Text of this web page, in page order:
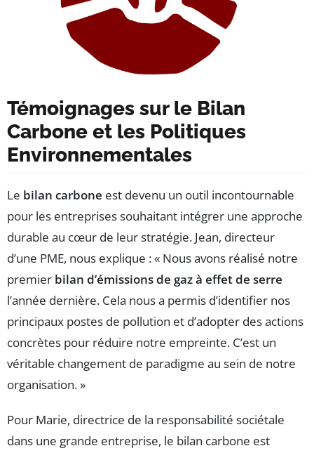
Témoignages sur le Bilan
Carbone et les Politiques
Environnementales
Le bilan carbone est devenu un outil incontournable
pour les entreprises souhaitant intégrer une approche
durable au cœur de leur stratégie. Jean, directeur
d’une PME, nous explique : « Nous avons réalisé notre
premier bilan d’émissions de gaz à effet de serre
l’année dernière. Cela nous a permis d’identifier nos
principaux postes de pollution et d’adopter des actions
concrètes pour réduire notre empreinte. C’est un
véritable changement de paradigme au sein de notre
organisation. »
Pour Marie, directrice de la responsabilité sociétale
dans une grande entreprise, le bilan carbone est